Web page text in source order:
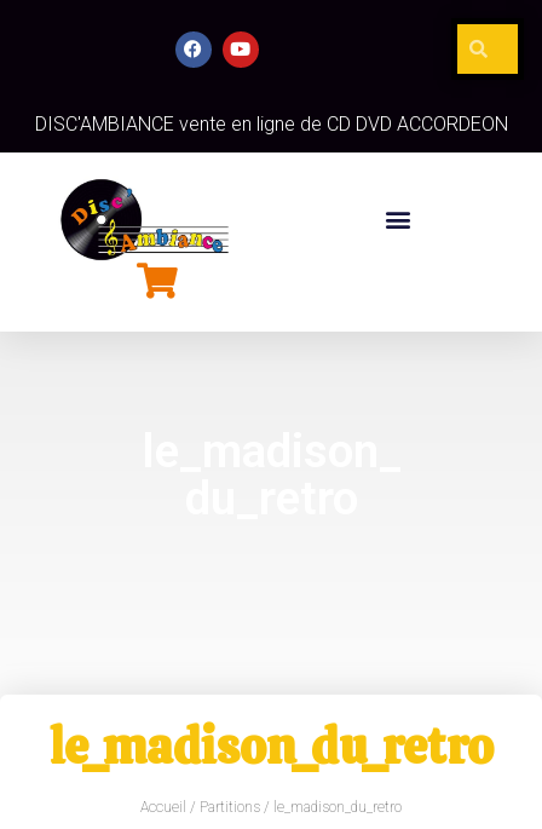
DISC'AMBIANCE vente en ligne de CD DVD ACCORDEON
le_madison_du_retro
Accueil / Partitions / le_madison_du_retro